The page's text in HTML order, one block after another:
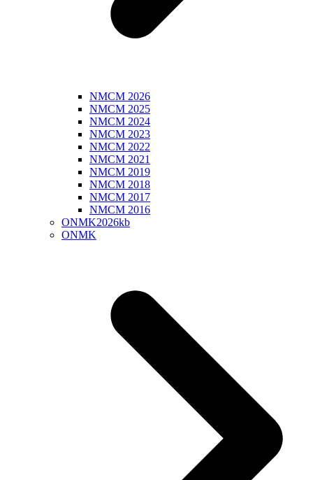
NMCM 2026
NMCM 2025
NMCM 2024
NMCM 2023
NMCM 2022
NMCM 2021
NMCM 2019
NMCM 2018
NMCM 2017
NMCM 2016
ONMK2026kb
ONMK